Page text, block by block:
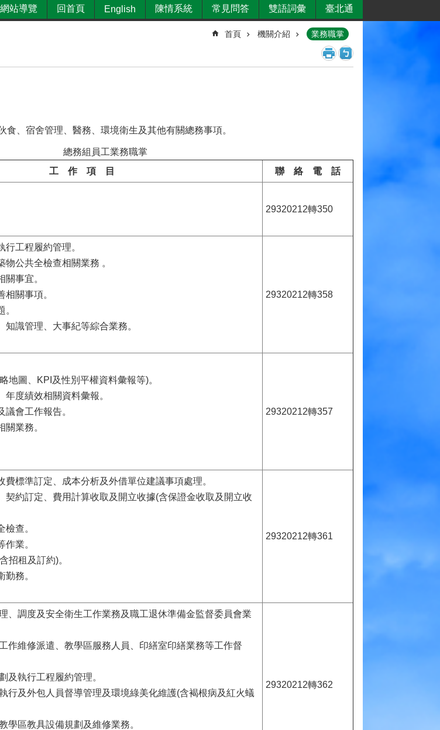
網站導覽 回首頁 English 陳情系統 常見問答 雙語詞彙 臺北通
首頁 機關介紹 業務職掌
、宿舍管理、醫務、環境衛生及其他有關總務事項。
工 作 項 目 聯 絡 電 話
總務組員工業務職掌
29320212轉350
行工程履約管理。
公共全檢查相關業務 。
關事宜。
關事項。
識管理、大事紀等綜合業務。
29320212轉358
地圖、KPI及性別平權資料彙報等)。
度績效相關資料彙報。
會工作報告。
業務。
29320212轉357
費標準訂定、成本分析及外借單位建議事項處理。
契約訂定、費用計算收取及開立收據(含保證金收取及開立收
查。
業。
招租及訂約)。
務。
29320212轉361
、調度及安全衛生工作業務及職工退休準備金監督委員會業
作維修派遣、教學區服務人員、印繕室印繕業務等工作督
及執行工程履約管理。
行及外包人員督導管理及環境綠美化維護(含褐根病及紅火蟻
學區教具設備規劃及維修業務。
29320212轉362